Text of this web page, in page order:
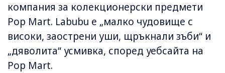
компания за колекционерски предмети
Pop Mart. Labubu е „малко чудовище с
високи, заострени уши, щръкнали зъби“ и
„дяволита“ усмивка, според уебсайта на
Pop Mart.